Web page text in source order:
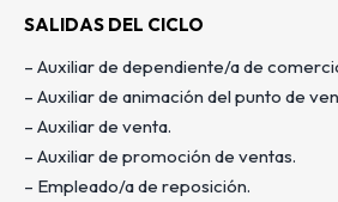
SALIDAS DEL CICLO
– Auxiliar de dependiente/a de
– Auxiliar de animación del punto de
– Auxiliar de venta.
– Auxiliar de promoción de ventas.
– Empleado/a de reposición.